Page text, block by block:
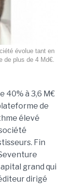
évolue tant en
de plus de 4 Md€.
40% à 3,6 M€
de
élevé
Fin
grand qui
dirigé